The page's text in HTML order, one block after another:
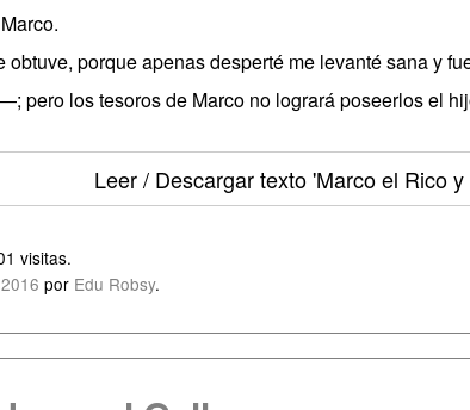
porque apenas desperté me levanté sana y
los tesoros de Marco no logrará poseerlos el
Leer / Descargar texto'Marco el Rico
visitas.
por Edu Robsy.